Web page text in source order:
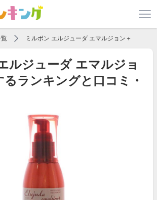
覧 ミルボン エルジューダ エマルジョン＋
ルジューダ エマルジョ
るランキングと口コミ・